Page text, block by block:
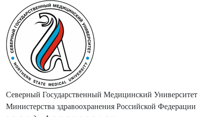
Северный Государственный Медицинский Университет
Министерства здравоохранения Российской Федерации